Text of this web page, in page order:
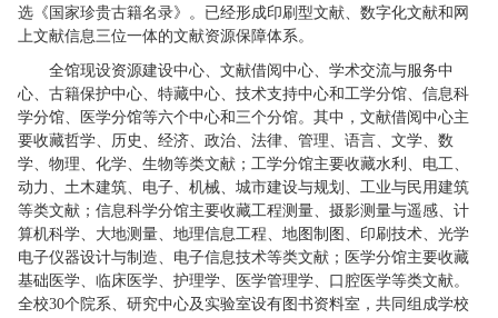
选《国家珍贵古籍名录》。已经形成印刷型文献、数字化文献和网
上文献信息三位一体的文献资源保障体系。
全馆现设资源建设中心、文献借阅中心、学术交流与服务中
心、古籍保护中心、特藏中心、技术支持中心和工学分馆、信息科
学分馆、医学分馆等六个中心和三个分馆。其中，文献借阅中心主
要收藏哲学、历史、经济、政治、法律、管理、语言、文学、数
学、物理、化学、生物等类文献；工学分馆主要收藏水利、电工、
动力、土木建筑、电子、机械、城市建设与规划、工业与民用建筑
等类文献；信息科学分馆主要收藏工程测量、摄影测量与遥感、计
算机科学、大地测量、地理信息工程、地图制图、印刷技术、光学
电子仪器设计与制造、电子信息技术等类文献；医学分馆主要收藏
基础医学、临床医学、护理学、医学管理学、口腔医学等类文献。
全校30个院系、研究中心及实验室设有图书资料室，共同组成学校